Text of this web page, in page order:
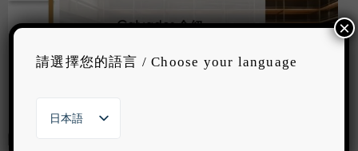
請選擇您的語言 / Choose your language
日本語
繁體中文
×